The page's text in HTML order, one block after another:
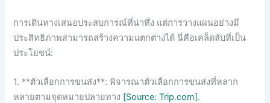
การเดินทางเสนอประสบการณ์ที่น่าทึ่ง แต่การวางแผนอย่างมี
ประสิทธิภาพสามารถสร้างความแตกต่างได้ นี่คือเคล็ดลับที่เป็น
ประโยชน์:
1. **ตัวเลือกการขนส่ง**: พิจารณาตัวเลือกการขนส่งที่หลาก
หลายตามจุดหมายปลายทาง [Source: Trip.com].